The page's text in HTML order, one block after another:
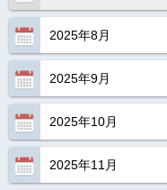
2025年8月
2025年9月
2025年10月
2025年11月